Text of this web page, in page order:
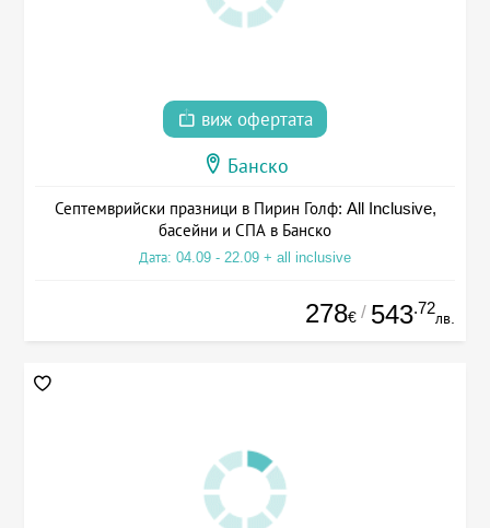
виж офертата
Банско
Септемврийски празници в Пирин Голф: All Inclusive,
басейни и СПА в Банско
Дата: 04.09 - 22.09 + all inclusive
278€ / 543.72
лв.